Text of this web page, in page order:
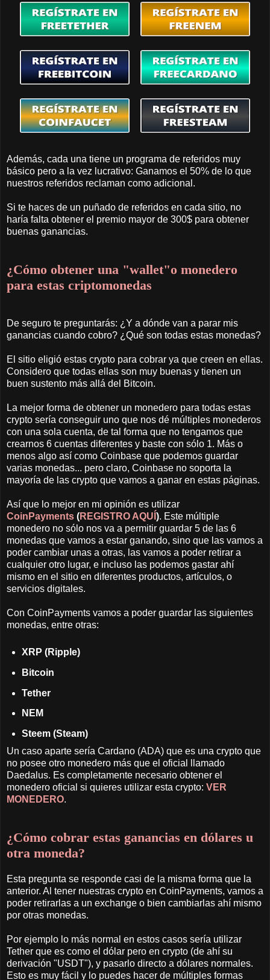
Además, cada una tiene un programa de referidos muy
básico pero a la vez lucrativo: Ganamos el 50% de lo que
nuestros referidos reclaman como adicional.
Si te haces de un puñado de referidos en cada sitio, no
haría falta obtener el premio mayor de 300$ para obtener
buenas ganancias.
¿Cómo obtener una "wallet"o monedero
para estas criptomonedas
De seguro te preguntarás: ¿Y a dónde van a parar mis
ganancias cuando cobro? ¿Qué son todas estas monedas?
El sitio eligió estas crypto para cobrar ya que creen en ellas.
Considero que todas ellas son muy buenas y tienen un
buen sustento más allá del Bitcoin.
La mejor forma de obtener un monedero para todas estas
crypto sería conseguir uno que nos dé múltiples monederos
con una sola cuenta, de tal forma que no tengamos que
crearnos 6 cuentas diferentes y baste con sólo 1. Más o
menos algo así como Coinbase que podemos guardar
varias monedas... pero claro, Coinbase no soporta la
mayoría de las crypto que vamos a ganar en estas páginas.
Así que lo mejor en mi opinión es utilizar
CoinPayments (REGISTRO AQUÍ ). Este múltiple
monedero no sólo nos va a permitir guardar 5 de las 6
monedas que vamos a estar ganando, sino que las vamos a
poder cambiar unas a otras, las vamos a poder retirar a
cualquier otro lugar, e incluso las podemos gastar ahí
mismo en el sitio en diferentes productos, artículos, o
servicios digitales.
Con CoinPayments vamos a poder guardar las siguientes
monedas, entre otras:
XRP (Ripple)
Bitcoin
Tether
NEM
Steem (Steam)
Un caso aparte sería Cardano (ADA) que es una crypto que
no posee otro monedero más que el oficial llamado
Daedalus. Es completamente necesario obtener el
monedero oficial si quieres utilizar esta crypto: VER
MONEDERO.
¿Cómo cobrar estas ganancias en dólares u
otra moneda?
Esta pregunta se responde casi de la misma forma que la
anterior. Al tener nuestras crypto en CoinPayments, vamos a
poder retirarlas a un exchange o bien cambiarlas ahí mismo
por otras monedas.
Por ejemplo lo más normal en estos casos sería utilizar
Tether que es como el dólar pero en crypto (de ahí su
derivación "USDT"), y pasarlo directo a dólares normales.
Esto es muy fácil y lo puedes hacer de múltiples formas